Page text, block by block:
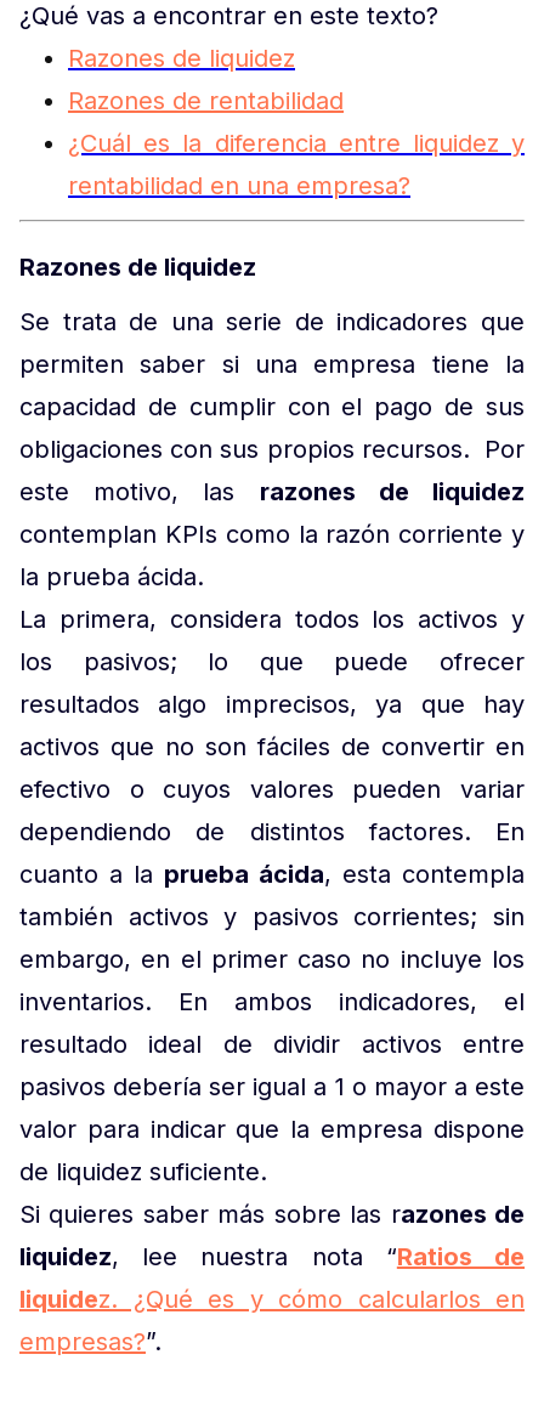
¿Qué vas a encontrar en este texto?
Razones de liquidez
Razones de rentabilidad
¿Cuál es la diferencia entre liquidez y
rentabilidad en una empresa?
Razones de liquidez
Se trata de una serie de indicadores que
permiten saber si una empresa tiene la
capacidad de cumplir con el pago de sus
obligaciones con sus propios recursos. Por
este motivo, las razones de liquidez
contemplan KPIs como la razón corriente y
la prueba ácida.
La primera, considera todos los activos y
los pasivos; lo que puede ofrecer
resultados algo imprecisos, ya que hay
activos que no son fáciles de convertir en
efectivo o cuyos valores pueden variar
dependiendo de distintos factores. En
cuanto a la prueba ácida, esta contempla
también activos y pasivos corrientes; sin
embargo, en el primer caso no incluye los
inventarios. En ambos indicadores, el
resultado ideal de dividir activos entre
pasivos debería ser igual a 1 o mayor a este
valor para indicar que la empresa dispone
de liquidez suficiente.
Si quieres saber más sobre las razones de
liquidez, lee nuestra nota “Ratios de
liquidez. ¿Qué es y cómo calcularlos en
empresas?”.